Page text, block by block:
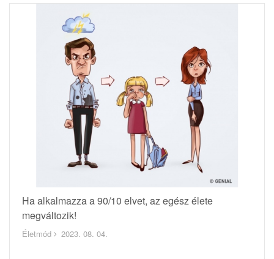
Ha alkalmazza a 90/10 elvet, az egész élete
megváltozik!
Életmód 2023. 08. 04.